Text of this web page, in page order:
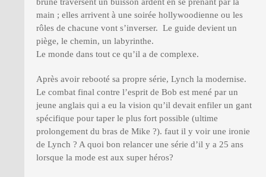
brune traversent un buisson ardent en se prenant par la
main ; elles arrivent à une soirée hollywoodienne ou les
rôles de chacune vont s’inverser. Le guide devient un
piège, le chemin, un labyrinthe.
Le monde dans tout ce qu’il a de complexe.
Après avoir rebooté sa propre série, Lynch la modernise.
Le combat final contre l’esprit de Bob est mené par un
jeune anglais qui a eu la vision qu’il devait enfiler un gant
spécifique pour taper le plus fort possible (ultime
prolongement du bras de Mike ?). faut il y voir une ironie
de Lynch ? A quoi bon relancer une série d’il y a 25 ans
lorsque la mode est aux super héros?